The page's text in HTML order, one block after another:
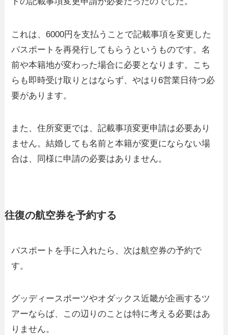
これは、6000円を支払うことで記載事項を変更した
パスポートを再発行してもらうというものです。名
前や本籍地が変わった場合に必要となります。こち
らも即時受け取りとはならず、やはり6営業日待つ必
要があります。
また、住所変更では、記載事項変更申請は必要あり
ません。結婚しても名前と本籍が変更にならない場
合は、同様に申請の必要はありません。
往復の航空券を予約する
パスポートを手に入れたら、次は航空券の予約で
す。
グッディースポーツやオダックス近畿が企画するツ
アーならば、この辺りのことは特に考える必要はあ
りません。